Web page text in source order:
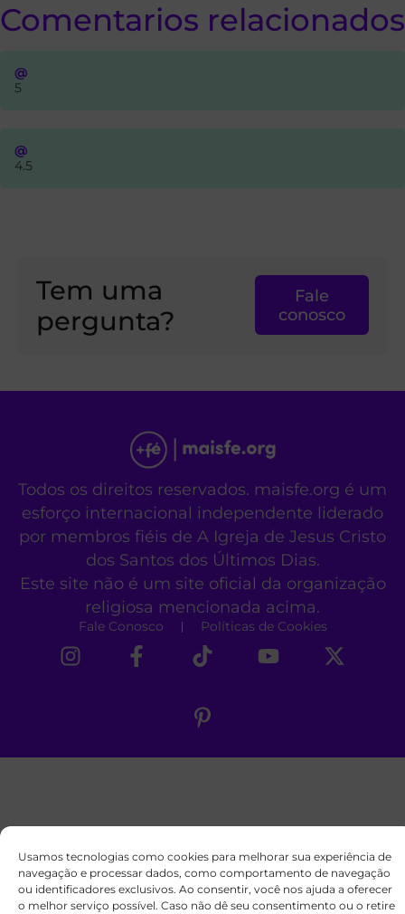
Usamos tecnologias como cookies para melhorar sua experiência de
navegação e processar dados, como comportamento de navegação
ou identificadores exclusivos. Ao consentir, você nos ajuda a oferecer
o melhor serviço possível. Caso não dê seu consentimento ou o retire
Comentarios relacionados
@
5
@
4.5
Tem uma
pergunta?
Fale
conosco
Todos os direitos reservados. maisfe.org é um
esforço internacional independente liderado
por membros fiéis de A Igreja de Jesus Cristo
dos Santos dos Últimos Dias.
Este site não é um site oficial da organização
religiosa mencionada acima.
Fale Conosco Políticas de Cookies